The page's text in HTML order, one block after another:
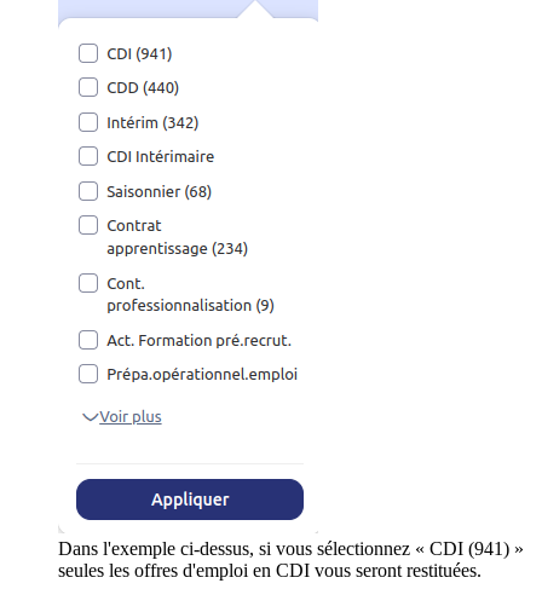
Dans l'exemple ci-dessus, si vous sélectionnez « CDI (941) »
seules les offres d'emploi en CDI vous seront restituées.